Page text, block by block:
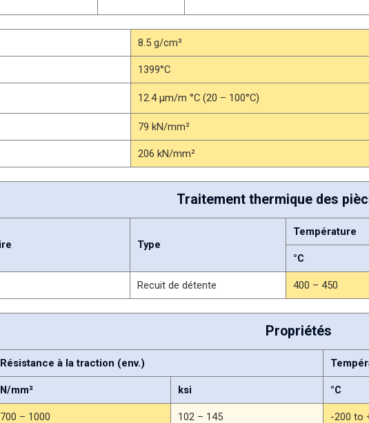
8.5 g/cm³
1399°C
12.4 μm/m °C (20 – 100°C)
79 kN/mm²
206 kN/mm²
Traitement thermique des
Type
Température
°C
Recuit de détente 400 – 450
Propriétés
Résistance à la traction (env.)
N/mm² ksi °C
700 – 1000 102 – 145 -200 to